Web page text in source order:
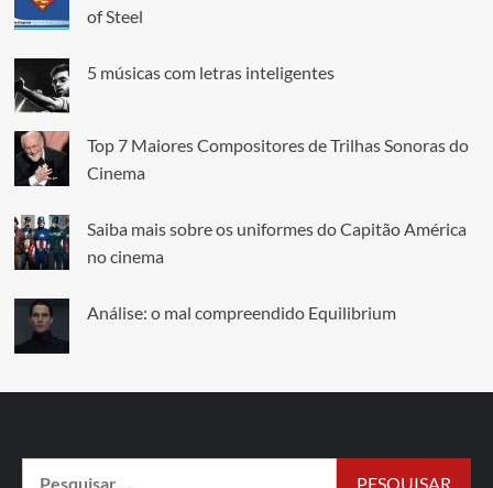
of Steel
5 músicas com letras inteligentes
Top 7 Maiores Compositores de Trilhas Sonoras do
Cinema
Saiba mais sobre os uniformes do Capitão América
no cinema
Análise: o mal compreendido Equilibrium